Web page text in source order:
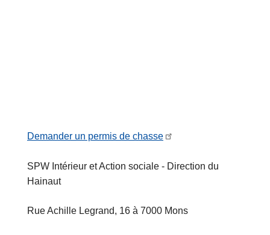
Demander un permis de chasse
SPW Intérieur et Action sociale - Direction du
Hainaut
Rue Achille Legrand, 16 à 7000 Mons